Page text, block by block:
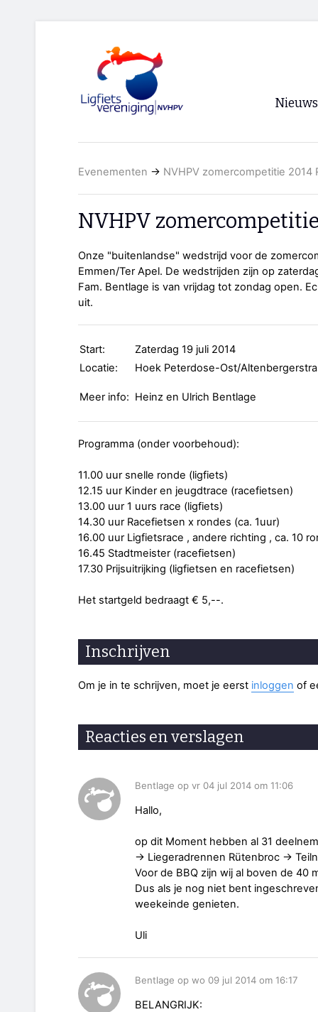
Nieuws
RSS
Evenementen → NVHPV zomercompetitie 2014
NVHPV
Onze "buitenlandse" wedstrijd voor de
Emmen/Ter Apel. De wedstrijden zijn op
Fam. Bentlage is van vrijdag tot zondag open.
uit.
Start:
Zaterdag 19 juli 2014
Locatie:
Hoek Peterdose-Ost/
Meer info: Heinz en Ulrich Bentlage
Programma (onder voorbehoud):
11.00 uur snelle ronde (ligfiets)
12.15 uur Kinder en jeugdtrace (racefietsen)
13.00 uur 1 uurs race (ligfiets)
14.30 uur Racefietsen x rondes (ca. 1uur)
16.00 uur Ligfietsrace , andere richting , ca. 10
16.45 Stadtmeister (racefietsen)
17.30 Prijsuitrijking (ligfietsen en racefietsen)
Het startgeld bedraagt € 5,--.
Inschrijven
Om je in te schrijven, moet je eerst inloggen of
Reacties en verslagen
Bentlage op vr 04 jul 2014 om 11:06
Hallo,
op dit Moment hebben al 31
-> Liegeradrennen Rütenbroc ->
Voor de BBQ zijn wij al boven de 40
Dus als je nog niet bent
weekeinde genieten.
Uli
Bentlage op wo 09 jul 2014 om 16:17
BELANGRIJK: